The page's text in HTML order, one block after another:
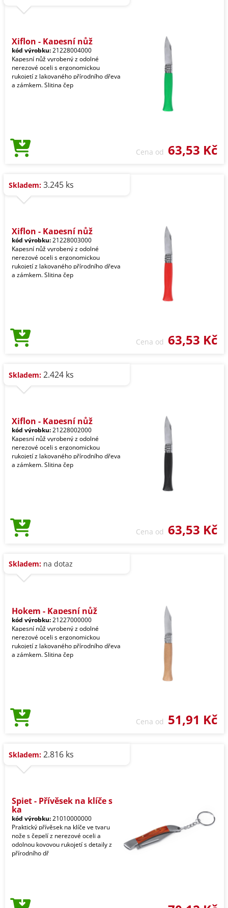
Xiflon - Kapesní nůž
kód výrobku:21228004000
Kapesní nůž vyrobený z odolné
nerezové oceli s ergonomickou
rukojetí z lakovaného přírodního dřeva
a zámkem. Slitina čep
Cena od 63,53 Kč
Skladem: 3.245 ks
Xiflon - Kapesní nůž
kód výrobku:21228003000
Kapesní nůž vyrobený z odolné
nerezové oceli s ergonomickou
rukojetí z lakovaného přírodního dřeva
a zámkem. Slitina čep
Cena od 63,53 Kč
Skladem: 2.424 ks
Xiflon - Kapesní nůž
kód výrobku:21228002000
Kapesní nůž vyrobený z odolné
nerezové oceli s ergonomickou
rukojetí z lakovaného přírodního dřeva
a zámkem. Slitina čep
Cena od 63,53 Kč
Skladem: na dotaz
Hokem - Kapesní nůž
kód výrobku:21227000000
Kapesní nůž vyrobený z odolné
nerezové oceli s ergonomickou
rukojetí z lakovaného přírodního dřeva
a zámkem. Slitina čep
Cena od 51,91 Kč
Skladem: 2.816 ks
Spiet - Přívěsek na klíče s
ka
kód výrobku:21010000000
Praktický přívěsek na klíče ve tvaru
nože s čepelí z nerezové oceli a
odolnou kovovou rukojetí s detaily z
přírodního dř